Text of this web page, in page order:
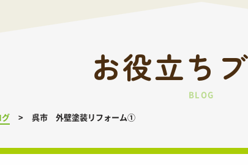
お役立ち
BLOG
グ 呉市 外壁塗装リフォーム①